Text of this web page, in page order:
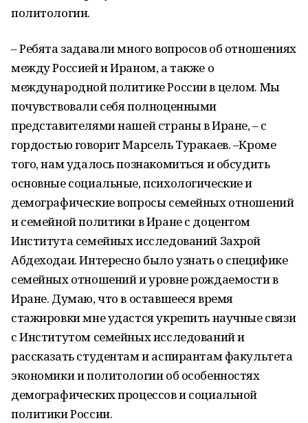
политологии.
– Ребята задавали много вопросов об отношениях
между Россией и Ираном, а также о
международной политике России в целом. Мы
почувствовали себя полноценными
представителями нашей страны в Иране, – с
гордостью говорит МарсельТуракаев.–Кроме
того, нам удалось познакомиться и обсудить
основные социальные, психологические и
демографические вопросы семейных отношений
и семейной политики в Иране с доцентом
Института семейных исследований Захрой
Абдеходаи. Интересно было узнать о специфике
семейных отношений и уровне рождаемости в
Иране. Думаю, что в оставшееся время
стажировки мне удастся укрепить научные связи
с Институтом семейных исследований и
рассказать студентам и аспирантам факультета
экономики и политологии об особенностях
демографических процессов и социальной
политики России.